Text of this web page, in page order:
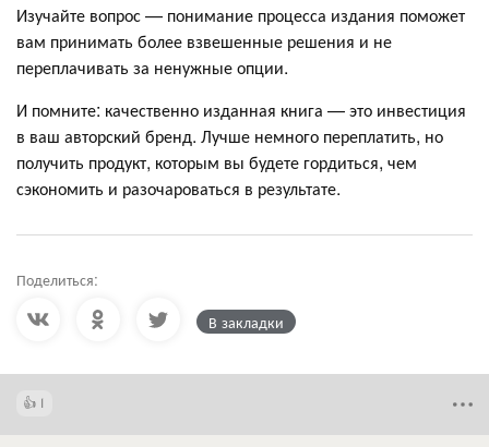
Изучайте вопрос — понимание процесса издания поможет
вам принимать более взвешенные решения и не
переплачивать за ненужные опции.
И помните: качественно изданная книга — это инвестиция
в ваш авторский бренд. Лучше немного переплатить, но
получить продукт, которым вы будете гордиться, чем
сэкономить и разочароваться в результате.
Поделиться:
В закладки
1